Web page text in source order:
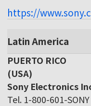
https://
Latin America
PUERTO RICO
(USA)
Sony Electronics
Tel. 1-800-601-